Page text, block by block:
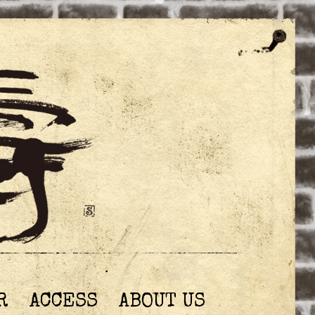
ACCESS ABOUT US